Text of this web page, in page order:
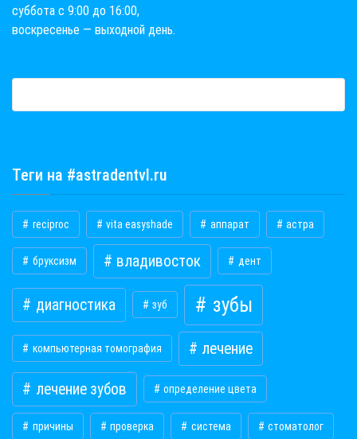
суббота с 9:00 до 16:00,
воскресенье — выходной день.
Теги на #astradentvl.ru
reciproc vita easyshade аппарат астра
бруксизм владивосток дент
диагностика зуб зубы
компьютерная томография лечение
лечение зубов определение цвета
причины проверка система стоматолог